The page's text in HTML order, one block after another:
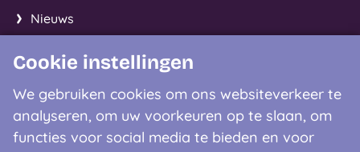
Cookie instellingen
We gebruiken cookies om ons websiteverkeer te
analyseren, om uw voorkeuren op te slaan, om
functies voor social media te bieden en voor
Nieuws
Contactgegevens